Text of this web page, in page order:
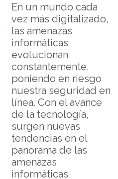
En un mundo cada
vez más digitalizado,
las amenazas
informáticas
evolucionan
constantemente,
poniendo en riesgo
nuestra seguridad en
línea. Con el avance
de la tecnología,
surgen nuevas
tendencias en el
panorama de las
amenazas
informáticas